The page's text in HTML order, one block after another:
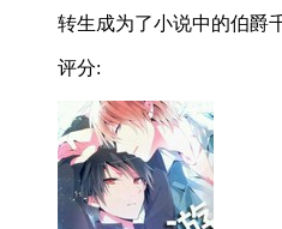
转生成为了小说中的伯爵
评分: